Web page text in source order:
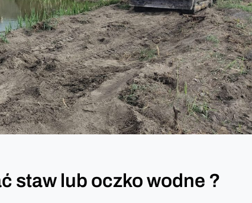
staw lub oczko wodne ?